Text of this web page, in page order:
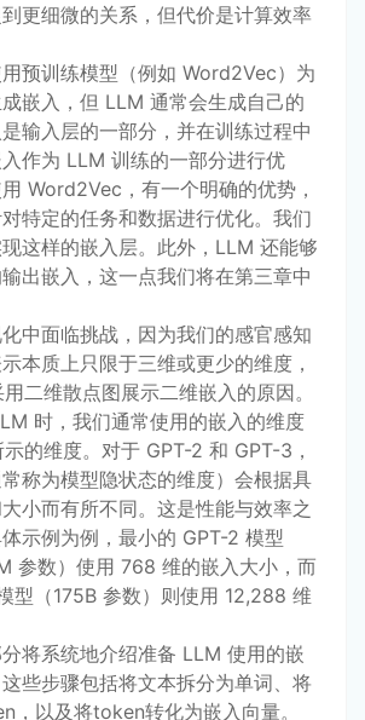
更细微的关系，但代价是计算效率
预训练模型（例如 Word2Vec）为
嵌入，但 LLM 通常会生成自己的
输入层的一部分，并在训练过程中
作为 LLM 训练的一部分进行优
Word2Vec，有一个明确的优势，
特定的任务和数据进行优化。我们
这样的嵌入层。此外，LLM 还能够
出嵌入，这一点我们将在第三章中
中面临挑战，因为我们的感官感知
本质上只限于三维或更少的维度，
二维散点图展示二维嵌入的原因。
时，我们通常使用的嵌入的维度
的维度。对于 GPT-2 和 GPT-3，
称为模型隐状态的维度）会根据具
小而有所不同。这是性能与效率之
示例为例，最小的 GPT-2 模型
参数）使用 768 维的嵌入大小，而
型（175B 参数）则使用 12,288 维
将系统地介绍准备 LLM 使用的嵌
些步骤包括将文本拆分为单词、将
，以及将token转化为嵌入向量。